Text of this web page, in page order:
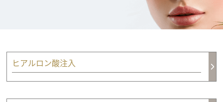
ヒアルロン酸注入